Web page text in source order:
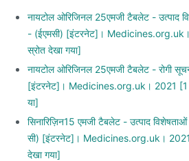
नायटोल ओरिजिनल 25एमजी टैबलेट - उत्पाद
- (ईएमसी) [इंटरनेट]।
स्रोत देखा गया]
नायटोल ओरिजिनल 25एमजी टैबलेट - रोगी
[इंटरनेट]। Medicines.org.uk। 2021 [1
या]
सिनारिज़िन15 एमजी टैबलेट - उत्पाद
सी) [इंटरनेट]। Medicines.org.uk।
देखा गया]